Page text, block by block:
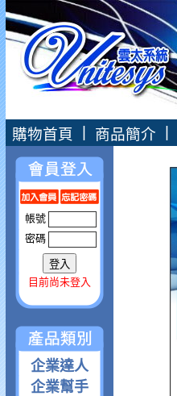
購物首頁 商品簡介
帳號
密碼
目前尚未登入
企業達人
企業幫手